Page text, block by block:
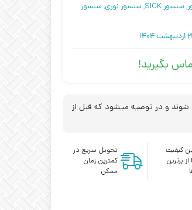
, سنسور SICK , سنسور نوری, سنسور
1404
بگیرید!
شوند و در توصیه میشود که قبل از
کیفیت
از برترین
تحویل سریع در
کمترین زمان
ممکن